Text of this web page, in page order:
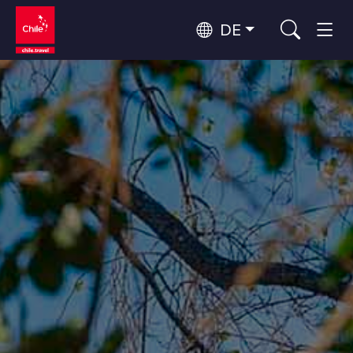
DE
Nach Regionen
Wälder, Seen und Vulkane
Wälder, Patagonien, Berg und Schnee
Atacama-Wüste und Altiplano
Wüste und Altiplano, Täler und Dörfer, Berg und Schnee
Patagonien und Antarktis
Patagonien, Täler und Dörfer, Antarktis
Rapa Nui und Juan-Fernández-Archipel
Himmelsbeobachtung
Kultur und Kulturerbe
Abenteuer und Sport
Top 10 der beliebtesten
Aktivitäten
Top 10 der beliebtesten
Reiseziele
Top 10 der beliebtesten
Attraktionen